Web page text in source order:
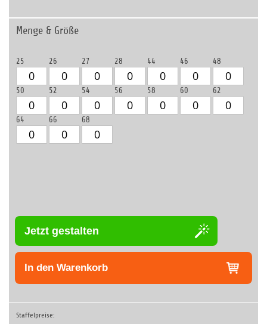
Menge & Größe
25 26 27 28 44 46 48
50 52 54 56 58 60 62
64 66 68
Jetzt gestalten
In den Warenkorb
Staffelpreise: